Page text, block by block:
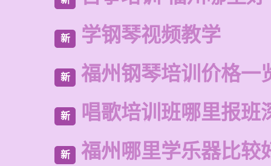
新 学钢琴视频教学
新 福州钢琴培训价格一
新 唱歌培训班哪里报班
新 福州哪里学乐器比较